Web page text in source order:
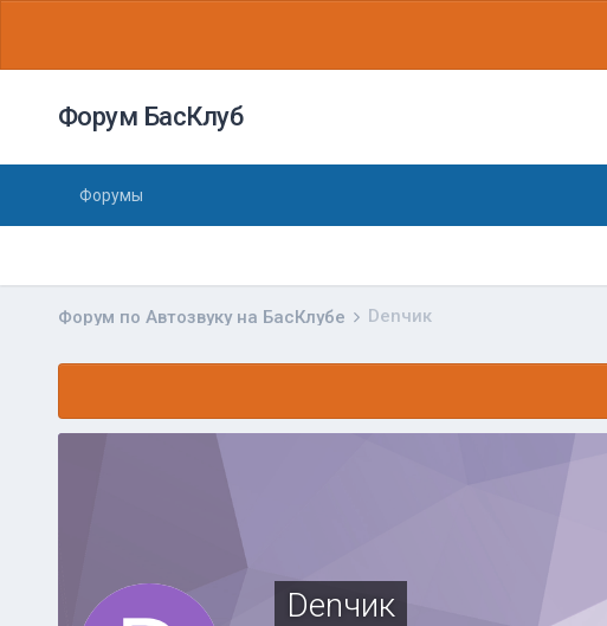
Форум БасКлуб
Форумы
Форум по Автозвуку на БасКлубе Denчик
Denчик